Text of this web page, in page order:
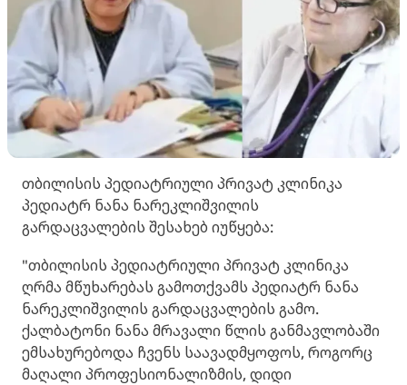
თბილისის პედიატრიული პრივატ კლინიკა
პედიატრ ნანა ნარეკლიშვილის
გარდაცვალების შესახებ იუწყება:
"თბილისის პედიატრიული პრივატ კლინიკა
ღრმა მწუხარებას გამოთქვამს პედიატრ ნანა
ნარეკლიშვილის გარდაცვალების გამო.
ქალბატონი ნანა მრავალი წლის განმავლობაში
ემსახურებოდა ჩვენს საავადმყოფოს, როგორც
მაღალი პროფესიონალიზმის, დიდი